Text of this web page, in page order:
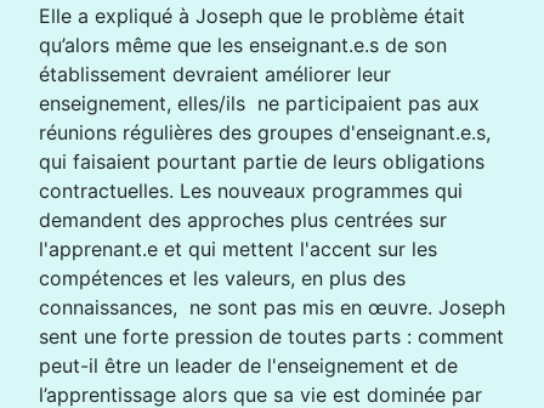
Elle a expliqué à Joseph que le problème était
qu’alors même que les enseignant.e.s de son
établissement devraient améliorer leur
enseignement, elles/ils ne participaient pas aux
réunions régulières des groupes d'enseignant.e.s,
qui faisaient pourtant partie de leurs obligations
contractuelles. Les nouveaux programmes qui
demandent des approches plus centrées sur
l'apprenant.e et qui mettent l'accent sur les
compétences et les valeurs, en plus des
connaissances, ne sont pas mis en œuvre. Joseph
sent une forte pression de toutes parts : comment
peut-il être un leader de l'enseignement et de
l’apprentissage alors que sa vie est dominée par